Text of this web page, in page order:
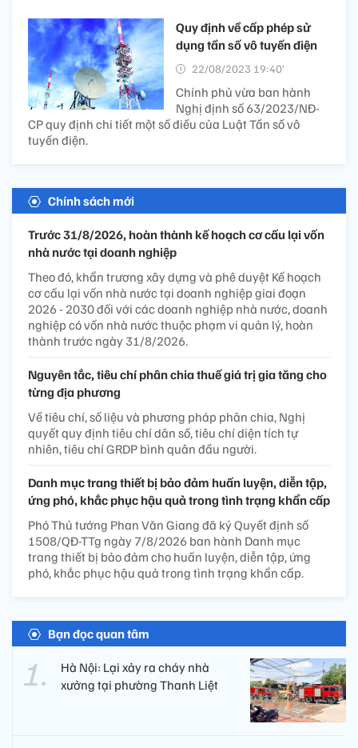
Quy định về cấp phép sử
dụng tần số vô tuyến điện
22/08/2023 19:40’
Chính phủ vừa ban hành
Nghị định số 63/2023/NĐ-
CP quy định chi tiết một số điều của Luật Tần số vô
tuyến điện.
Chính sách mới
Trước 31/8/2026, hoàn thành kế hoạch cơ cấu lại vốn
nhà nước tại doanh nghiệp
Theo đó, khẩn trương xây dựng và phê duyệt Kế hoạch
cơ cấu lại vốn nhà nước tại doanh nghiệp giai đoạn
2026 - 2030 đối với các doanh nghiệp nhà nước, doanh
nghiệp có vốn nhà nước thuộc phạm vi quản lý, hoàn
thành trước ngày 31/8/2026.
Nguyên tắc, tiêu chí phân chia thuế giá trị gia tăng cho
từng địa phương
Về tiêu chí, số liệu và phương pháp phân chia, Nghị
quyết quy định tiêu chí dân số, tiêu chí diện tích tự
nhiên, tiêu chí GRDP bình quân đầu người.
Danh mục trang thiết bị bảo đảm huấn luyện, diễn tập,
ứng phó, khắc phục hậu quả trong tình trạng khẩn cấp
Phó Thủ tướng Phan Văn Giang đã ký Quyết định số
1508/QĐ-TTg ngày 7/8/2026 ban hành Danh mục
trang thiết bị bảo đảm cho huấn luyện, diễn tập, ứng
phó, khắc phục hậu quả trong tình trạng khẩn cấp.
Bạn đọc quan tâm
Hà Nội: Lại xảy ra cháy nhà
xưởng tại phường Thanh Liệt